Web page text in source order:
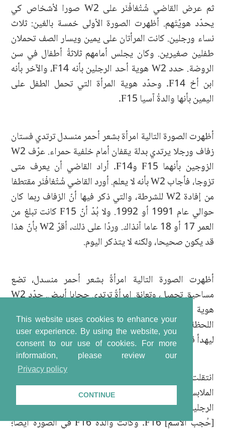
This website uses cookies to enhance your
user experience. By using the website, you
consent to our use of cookies. For more
information, please review our
Privacy policy
CONTINUE
ثم عرض القاضي شْتْغافْنَر على W2 صورا لأشخاص كي
يحدّد هويّتَهم. أظهرت الصورة الأولى خمسة بالغين: ثلاث
نساء ورجلين. كانت المرأتان على يمين ويسار الصف تحملان
طفلين صغيرين. وكان يجلس أمامهم ثلاثةُ أطفال في سن
الروضة. حدد W2 هوية أحد الرجلين بأنه F14، والآخر بأنه
ابن أخ F14. وحدّد هوية المرأة التي تحمل الطفل على
اليمين بأنها والدةُ آسيا F15.
أظهرت الصورة التالية امرأة بشعر أحمر منسدل ترتدي فستان
زفاف ورجلا يرتدي بدلة يقفان أمام خلفية حمراء. عرّف W2
الزوجين بأنهما F15 وF14. أراد القاضي أن يعرف متى
تزوجا، فأجاب W2 بأنه لا يعلم. أورد القاضي شْتْغافْنَر مقتطفا
من إفادة W2 للشرطة، والتي ذكر فيها أنّ الزفاف ربما كان
حوالي عام 1991 أو 1992. ولا بُدّ أنّ F15 كانت تبلغ من
العمر 17 أو 18 عاما آنذاك. وردّا على ذلك، أقرّ W2 بأنّ هذا
قد يكون صحيحا، ولكنه لا يتذكر اليوم.
أظهرت الصورة التالية امرأةً بشعر أحمر منسدل، تضع
مساحيق تجميل، وتعانق امرأةً ترتدي حجابا أبيض. حدّد W2
هوية المرأة ذات الشعر المنسدل بأنها والدة آسيا. وفي تلك
اللحظة، شرع هو وآسيا بالبكاء. فمنحه القضاة بعض الوقت
ليهدأ قبل المضي قُدما.
انتقلت المحكمة إلى صورة أخرى لنفس الزوجين بنفس
الرجلين الواقفين خلف الزوجين، بأنه ابن أخ F14، ويُدعى
[حُجب الاسم] F16. وكانت والدة F16 في الصورة أيضا؛